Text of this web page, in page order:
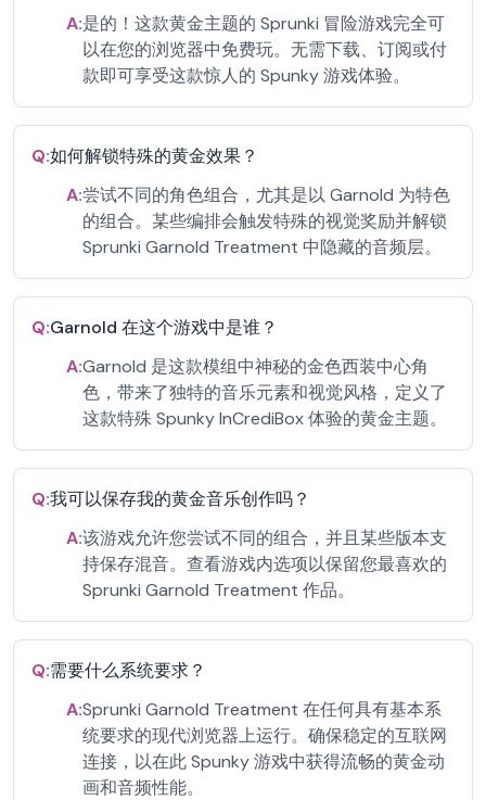
A:是的！这款黄金主题的 Sprunki 冒险游戏完全可
以在您的浏览器中免费玩。无需下载、订阅或付
款即可享受这款惊人的 Spunky 游戏体验。
Q:如何解锁特殊的黄金效果？
A:尝试不同的角色组合，尤其是以 Garnold 为特色
的组合。某些编排会触发特殊的视觉奖励并解锁
Sprunki Garnold Treatment 中隐藏的音频层。
Q:Garnold 在这个游戏中是谁？
A:Garnold 是这款模组中神秘的金色西装中心角
色，带来了独特的音乐元素和视觉风格，定义了
这款特殊 Spunky InCrediBox 体验的黄金主题。
Q:我可以保存我的黄金音乐创作吗？
A:该游戏允许您尝试不同的组合，并且某些版本支
持保存混音。查看游戏内选项以保留您最喜欢的
Sprunki Garnold Treatment 作品。
Q:需要什么系统要求？
A:Sprunki Garnold Treatment 在任何具有基本系
统要求的现代浏览器上运行。确保稳定的互联网
连接，以在此 Spunky 游戏中获得流畅的黄金动
画和音频性能。